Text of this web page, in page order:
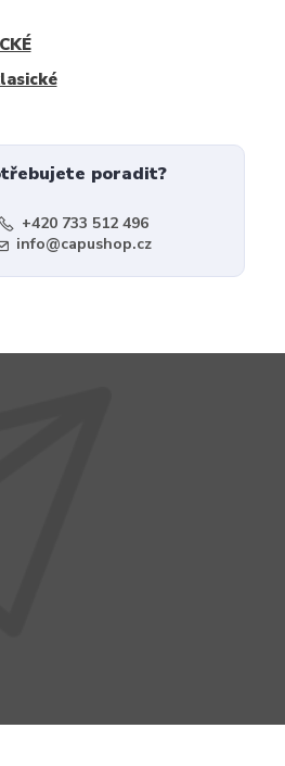
poradit?
+420 733 512 496
info@capushop.cz